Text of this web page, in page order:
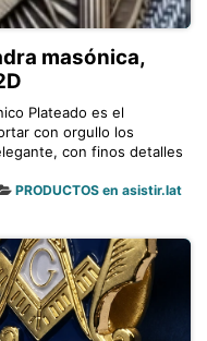
masónica,
Plateado es el
con orgullo los
con finos detalles
PRODUCTOS en asistir.lat